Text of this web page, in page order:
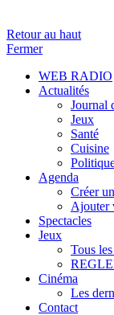
Retour au haut
Fermer
WEB RADIO
Actualités
Journal
Jeux
Santé
Cuisine
Agenda
Créer
Ajouter
Spectacles
Jeux
Tous
Cinéma
Les
Contact